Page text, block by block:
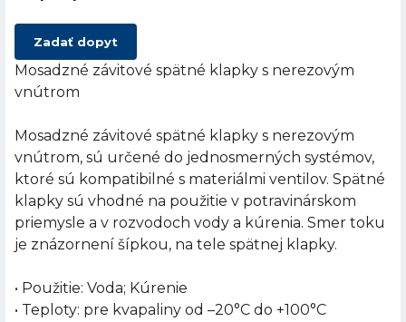
Zadať dopyt
Mosadzné závitové spätné klapky s nerezovým
vnútrom
Mosadzné závitové spätné klapky s nerezovým
vnútrom, sú určené do jednosmerných systémov,
ktoré sú kompatibilné s materiálmi ventilov. Spätné
klapky sú vhodné na použitie v potravinárskom
priemysle a v rozvodoch vody a kúrenia. Smer toku
je znázornení šípkou, na tele spätnej klapky.
• Použitie: Voda; Kúrenie
• Teploty: pre kvapaliny od –20°C do +100°C